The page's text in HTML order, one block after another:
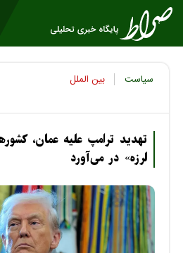
سیاست بین الملل
تهدید ترامپ علیه عمان،
لرزه» در می‌آورد